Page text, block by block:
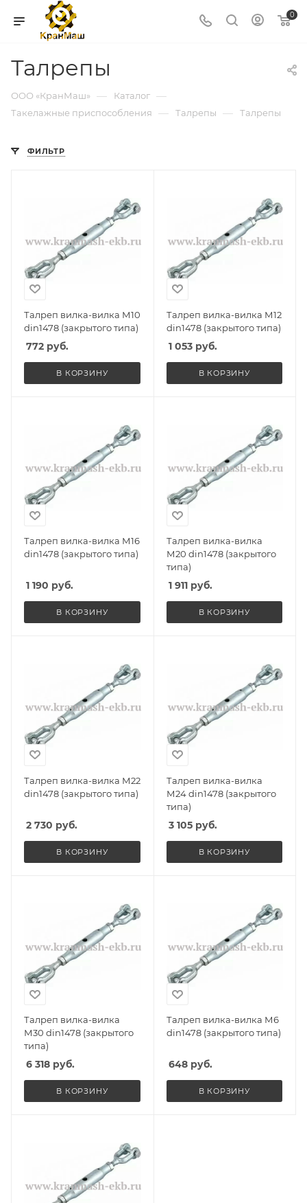
0
Талрепы
ООО «КранМаш» — Каталог —
Такелажные приспособления — Талрепы — Талрепы
ФИЛЬТР
Талреп вилка-вилка М10
din1478 (закрытого типа)
772 руб.
В КОРЗИНУ
Талреп вилка-вилка М12
din1478 (закрытого типа)
1 053руб.
В КОРЗИНУ
Талреп вилка-вилка М16
din1478 (закрытого типа)
1 190 руб.
В КОРЗИНУ
Талреп вилка-вилка
М20 din1478 (закрытого
типа)
1 911руб.
В КОРЗИНУ
Талреп вилка-вилка М22
din1478 (закрытого типа)
2 730 руб.
В КОРЗИНУ
Талреп вилка-вилка
М24 din1478 (закрытого
типа)
3 105руб.
В КОРЗИНУ
Талреп вилка-вилка
М30 din1478 (закрытого
типа)
6 318 руб.
В КОРЗИНУ
Талреп вилка-вилка М6
din1478 (закрытого типа)
648руб.
В КОРЗИНУ